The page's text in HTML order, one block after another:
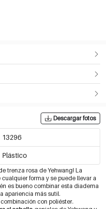
Descargar fotos
13296
Plástico
trenza rosa de Yehwang! La
forma y se puede llevar a
es bueno combinar esta diadema
apariencia más sutil.
con poliéster.